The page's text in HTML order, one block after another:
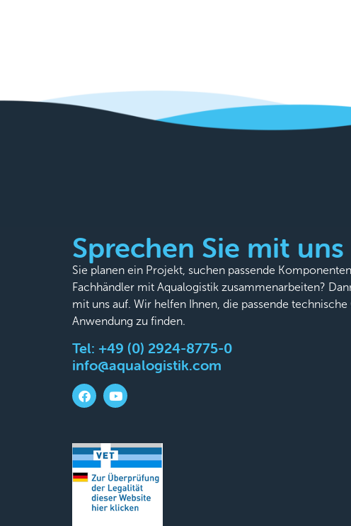
Sprechen Sie mit uns
Sie planen ein Projekt, suchen passende
Fachhändler mit Aqualogistik zusammenarbeiten?
mit uns auf. Wir helfen Ihnen, die passende
Anwendung zu finden.
Tel: +49 (0) 2924-8775-0
info@aqualogistik.com